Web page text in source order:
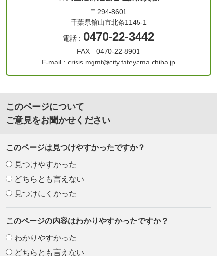
〒294-8601
千葉県館山市北条1145-1
電話： 0470-22-3442
FAX：0470-22-8901
E-mail：crisis.mgmt@city.tateyama.chiba.jp
このページについて
ご意見をお聞かせください
このページは見つけやすかったですか？
見つけやすかった
どちらとも言えない
見つけにくかった
このページの内容はわかりやすかったですか？
わかりやすかった
どちらとも言えない